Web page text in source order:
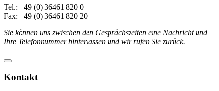
Tel.: +49 (0) 36461 820 0
Fax: +49 (0) 36461 820 20
Sie können uns zwischen den Gesprächszeiten eine Nachricht und
Ihre Telefonnummer hinterlassen und wir rufen Sie zurück.
Kontakt